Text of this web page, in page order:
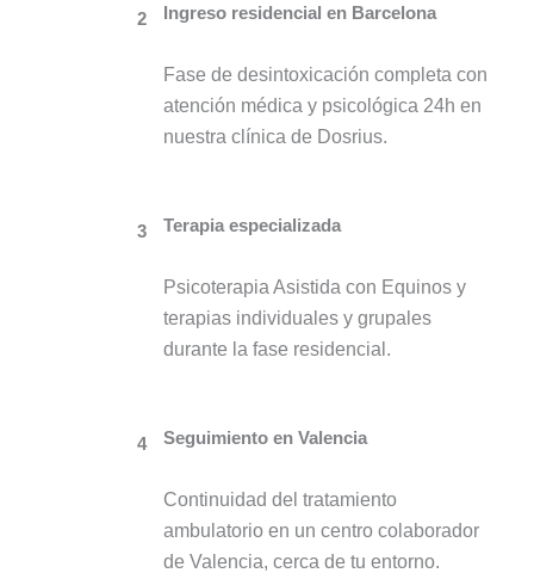
2 Ingreso residencial en Barcelona
Fase de desintoxicación completa con
atención médica y psicológica 24h en
nuestra clínica de Dosrius.
3 Terapia especializada
Psicoterapia Asistida con Equinos y
terapias individuales y grupales
durante la fase residencial.
4 Seguimiento en Valencia
Continuidad del tratamiento
ambulatorio en un centro colaborador
de Valencia, cerca de tu entorno.